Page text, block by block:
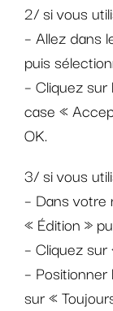
2/ si vous
– Allez dans
puis
– Cliquez
case «
OK.
3/ si vous
– Dans votre
« Édition »
– Cliquez
–
sur «